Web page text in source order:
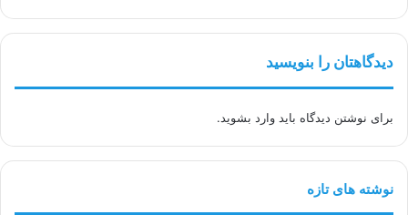
دیدگاهتان را بنویسید
برای نوشتن دیدگاه باید وارد بشوید.
نوشته های تازه